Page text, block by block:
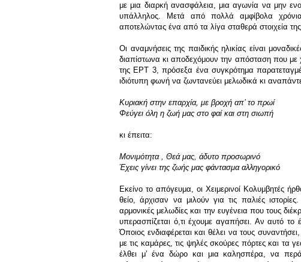
με μια διαρκή ανασφάλεια, μια αγωνία να μην
υπάλληλος. Μετά από πολλά αμφίβολα
αποτελώντας ένα από τα λίγα σταθερά στοιχεία
Οι αναμνήσεις της παιδικής ηλικίας είναι
διαπίστωνα κι αποδεχόμουν την απόσταση που
της ΕΡΤ 3, πρόσεξα ένα συγκρότημα
ιδιότυπη φωνή να ζωντανεύει μελωδικά κι
Κυριακή στην επαρχία, με βροχή απ’ το πρωί
Φεύγει όλη η ζωή μας στο φαί και στη σιωπή
κι έπειτα:
Μονιμότητα , Θεά μας, άδυτο προσωρινό
Έχεις γίνει της ζωής μας φάντασμα αλληγορικό
Εκείνο το απόγευμα, οι Χειμερινοί Κολυμβητές
θείο, άρχισαν να μιλούν για τις παλιές
αρμονικές μελωδίες και την ευγένεια που τους
υπερασπίζεται ό,τι έχουμε αγαπήσει. Αν αυτό το
Όποιος ενδιαφέρεται και θέλει να τους
με τις καμάρες, τις ψηλές σκούρες πόρτες και τα
έλθει μ’ ένα δώρο και μια καλησπέρα, να